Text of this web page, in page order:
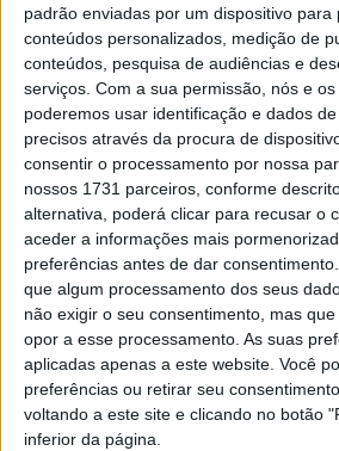
padrão enviadas por um dispositivo para
conteúdos personalizados, medição de
conteúdos, pesquisa de audiências e
serviços. Com a sua permissão, nós e
poderemos usar identificação e dados
precisos através da procura de
consentir o processamento por nossa
nossos 1731 parceiros, conforme
alternativa, poderá clicar para recusar o
aceder a informações mais
preferências antes de dar consentimento.
que algum processamento dos seus
não exigir o seu consentimento, mas
opor a esse processamento. As suas
aplicadas apenas a este website. Você
preferências ou retirar seu
voltando a este site e clicando no botão
inferior da página.
e Ricardo Augusto, desenvolveram
artísticas do projeto, tendo trabalhou
ligadas à coletividade.
No processo de criação, Graeme
fizeram uma viagem entre Vale da
Almeida) e Ílhavo, com algumas
caminho, uma das quais aconteceu
Associada ao projeto está desde
Incubadora das Indústrias Criativas,
de Viseu, uma exposição que retrata
criativo deste projeto, ao longo do
2021.